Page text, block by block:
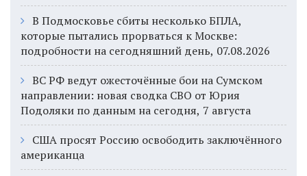
В Подмосковье сбиты несколько БПЛА,
которые пытались прорваться к Москве:
подробности на сегодняшний день, 07.08.2026
ВС РФ ведут ожесточённые бои на Сумском
направлении: новая сводка СВО от Юрия
Подоляки по данным на сегодня, 7 августа
США просят Россию освободить заключённого
американца